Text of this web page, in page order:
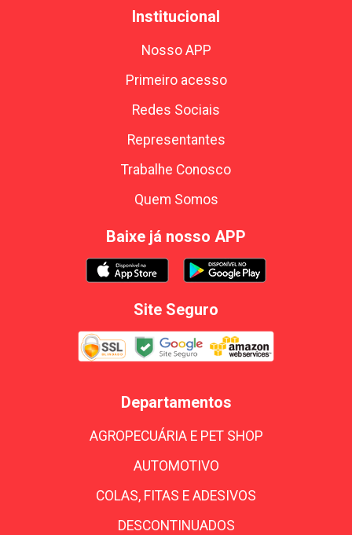
Institucional
Nosso APP
Primeiro acesso
Redes Sociais
Representantes
Trabalhe Conosco
Quem Somos
Baixe já nosso APP
Site Seguro
Departamentos
AGROPECUÁRIA E PET SHOP
AUTOMOTIVO
COLAS, FITAS E ADESIVOS
DESCONTINUADOS